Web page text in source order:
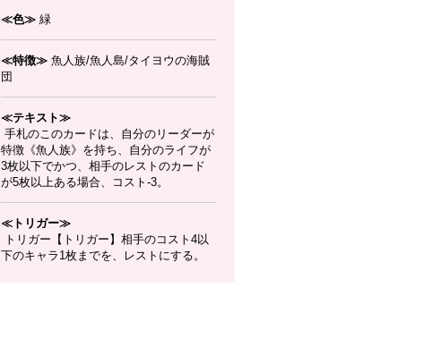
≪色≫ 緑
≪特徴≫ 魚人族/魚人島/タイヨウの海賊
団
≪テキスト≫
手札のこのカードは、自分のリーダーが
特徴《魚人族》を持ち、自分のライフが
3枚以下でかつ、相手のレストのカード
が5枚以上ある場合、コスト-3。
≪トリガー≫
トリガー【トリガー】相手のコスト4以
下のキャラ1枚までを、レストにする。